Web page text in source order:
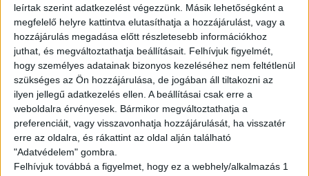
leírtak szerint adatkezelést végezzünk. Másik lehetőségként a
megfelelő helyre kattintva elutasíthatja a hozzájárulást, vagy a
hozzájárulás megadása előtt részletesebb információkhoz
juthat, és megváltoztathatja beállításait. Felhívjuk figyelmét,
hogy személyes adatainak bizonyos kezeléséhez nem feltétlenül
szükséges az Ön hozzájárulása, de jogában áll tiltakozni az
ilyen jellegű adatkezelés ellen. A beállításai csak erre a
weboldalra érvényesek. Bármikor megváltoztathatja a
preferenciáit, vagy visszavonhatja hozzájárulását, ha visszatér
erre az oldalra, és rákattint az oldal alján található
"Adatvédelem" gombra.
Felhívjuk továbbá a figyelmet, hogy ez a webhely/alkalmazás 1
KÉRDÉSED VAN?
KERESD
KOLLÉGÁNKAT!